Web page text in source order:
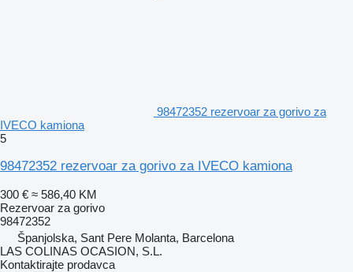
98472352 rezervoar za gorivo za
IVECO kamiona
5
98472352 rezervoar za gorivo za IVECO kamiona
300 € ≈ 586,40 KM
Rezervoar za gorivo
98472352
Španjolska, Sant Pere Molanta, Barcelona
LAS COLINAS OCASION, S.L.
Kontaktirajte prodavca